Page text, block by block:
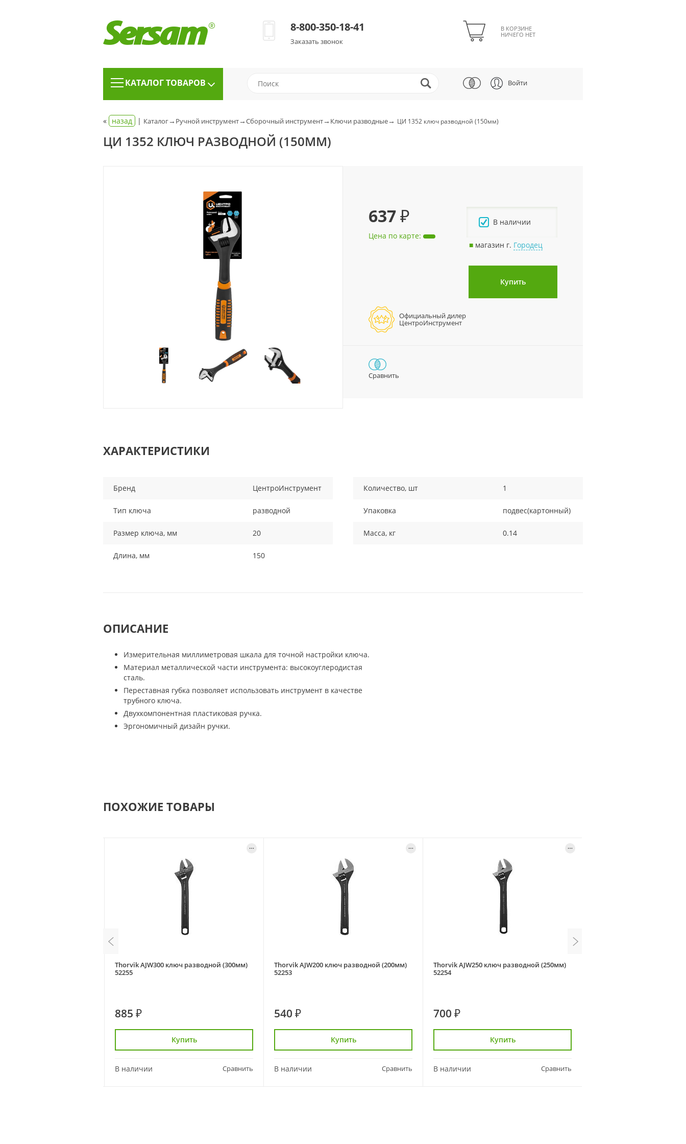
8-800-350-18-41
Заказать звонок
В КОРЗИНЕ
НИЧЕГО НЕТ
КАТАЛОГ ТОВАРОВ Войти
« назад | Каталог→ Ручной инструмент→Сборочный инструмент→ Ключи разводные→ ЦИ 1352 ключ разводной (150мм)
ЦИ 1352 КЛЮЧ РАЗВОДНОЙ (150ММ)
637 ₽
Цена по карте:
В наличии
■ магазин г. Городец
Купить
Официальный дилер
ЦентроИнструмент
Сравнить
ХАРАКТЕРИСТИКИ
Бренд ЦентроИнструмент
Тип ключа разводной
Размер ключа, мм 20
Длина, мм 150
Количество, шт 1
Упаковка подвес(картонный)
Масса, кг 0.14
ОПИСАНИЕ
Измерительная миллиметровая шкала для точной настройки ключа.
Материал металлической части инструмента: высокоуглеродистая
сталь.
Переставная губка позволяет использовать инструмент в качестве
трубного ключа.
Двухкомпонентная пластиковая ручка.
Эргономичный дизайн ручки.
ПОХОЖИЕ ТОВАРЫ
Thorvik AJW300 ключ разводной (300мм)
52255
885 ₽
Купить
В наличии Сравнить
Thorvik AJW200 ключ разводной (200мм)
52253
540 ₽
Купить
В наличии Сравнить
Thorvik AJW250 ключ разводной (250мм)
52254
700 ₽
Купить
В наличии Сравнить